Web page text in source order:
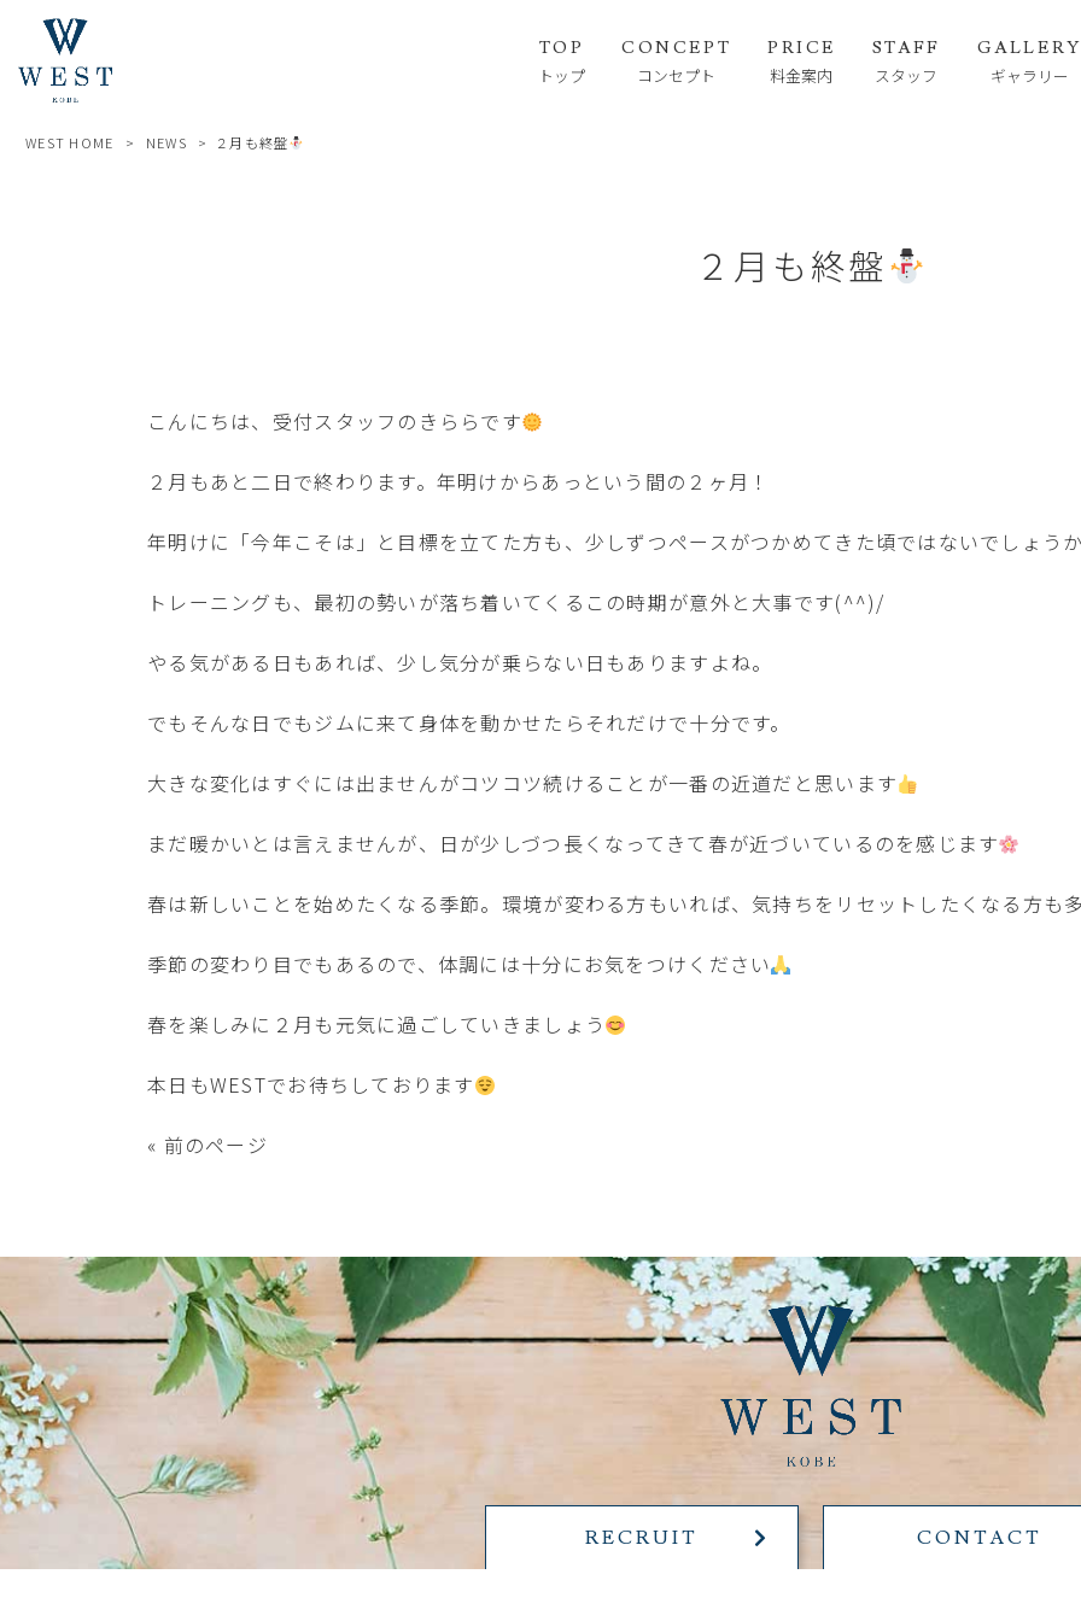
TOP
トップ
CONCEPT
コンセプト
PRICE
料金案内
STAFF
スタッフ
GALLERY
ギャラリー
WEST HOME > NEWS > ２月も終盤
２月も終盤
こんにちは、受付スタッフのきららです
２月もあと二日で終わります。年明けからあっという間の２ヶ月！
年明けに「今年こそは」と目標を立てた方も、少しずつペースがつかめてきた頃ではないでしょうか
トレーニングも、最初の勢いが落ち着いてくるこの時期が意外と大事です(^^)/
やる気がある日もあれば、少し気分が乗らない日もありますよね。
でもそんな日でもジムに来て身体を動かせたらそれだけで十分です。
大きな変化はすぐには出ませんがコツコツ続けることが一番の近道だと思います
まだ暖かいとは言えませんが、日が少しづつ長くなってきて春が近づいているのを感じます
春は新しいことを始めたくなる季節。環境が変わる方もいれば、気持ちをリセットしたくなる方も多
季節の変わり目でもあるので、体調には十分にお気をつけください
春を楽しみに２月も元気に過ごしていきましょう
本日もWESTでお待ちしております
« 前のページ
RECRUIT CONTACT